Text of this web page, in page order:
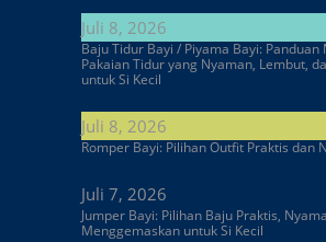
Juli 8, 2026
Baju Tidur Bayi / Piyama Bayi: Panduan
Pakaian Tidur yang Nyaman, Lembut,
untuk Si Kecil
Juli 8, 2026
Romper Bayi: Pilihan Outfit Praktis dan
Juli 7, 2026
Jumper Bayi: Pilihan Baju Praktis,
Menggemaskan untuk Si Kecil